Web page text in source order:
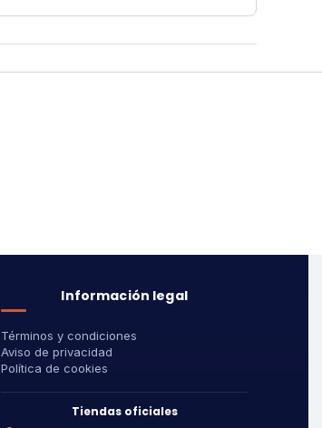
Información legal
Términos y condiciones
Aviso de privacidad
Política de cookies
Tiendas oficiales